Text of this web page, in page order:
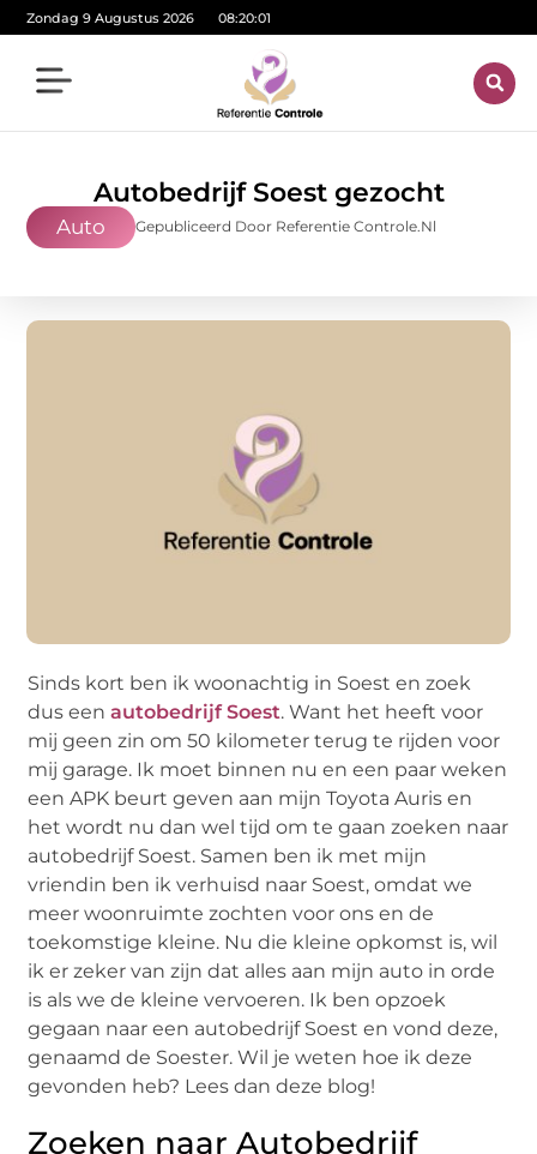
Zondag 9 Augustus 2026 08:20:02
Autobedrijf Soest gezocht
Auto Gepubliceerd Door Referentie Controle.nl
Sinds kort ben ik woonachtig in Soest en zoek
dus eenautobedrijf Soest. Want het heeft voor
mij geen zin om 50 kilometer terug te rijden voor
mij garage. Ik moet binnen nu en een paar weken
een APK beurt geven aan mijn Toyota Auris en
het wordt nu dan wel tijd om te gaan zoeken naar
autobedrijf Soest. Samen ben ik met mijn
vriendin ben ik verhuisd naar Soest, omdat we
meer woonruimte zochten voor ons en de
toekomstige kleine. Nu die kleine opkomst is, wil
ik er zeker van zijn dat alles aan mijn auto in orde
is als we de kleine vervoeren. Ik ben opzoek
gegaan naar een autobedrijf Soest en vond deze,
genaamd de Soester. Wil je weten hoe ik deze
gevonden heb? Lees dan deze blog!
Zoeken naar Autobedrijf